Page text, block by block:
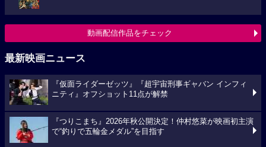
動画配信作品をチェック
最新映画ニュース
『仮面ライダーゼッツ』『超宇宙刑事ギャバン インフィ
ニティ』オフショット11点が解禁
『つりこまち』2026年秋公開決定！仲村悠菜が映画初主演
で“釣りで五輪金メダル”を目指す